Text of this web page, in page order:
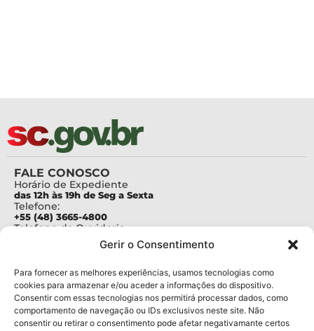
Gerir o Consentimento
Para fornecer as melhores experiências, usamos tecnologias como
cookies para armazenar e/ou aceder a informações do dispositivo.
Consentir com essas tecnologias nos permitirá processar dados, como
comportamento de navegação ou IDs exclusivos neste site. Não
consentir ou retirar o consentimento pode afetar negativamante certos
FALE CONOSCO
Horário de Expediente
das 12h às 19h de Seg a Sexta
Telefone:
+55 (48) 3665-4800
Telefone da Ouvidoria
Para assuntos relacionados à Pesquisa
pesquisa@fapesc.sc.gov.br
Para assuntos relacionados à Inovação
inovacao@fapesc.sc.gov.br
Para assuntos relacionados à Bolsas
bolsas@fapesc.sc.gov.br